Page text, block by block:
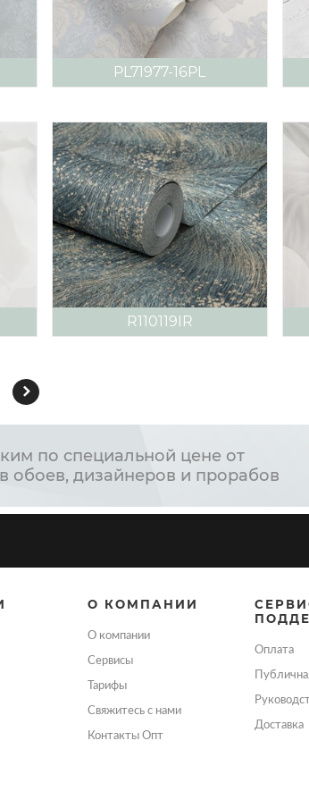
PL71977-16PL
R110119IR
по специальной цене от
обоев, дизайнеров и прорабов
О КОМПАНИИ
О компании
Сервисы
Тарифы
Свяжитесь с нами
Контакты Опт
Оплата
Доставка